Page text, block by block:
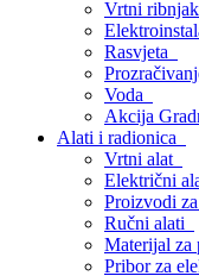
Vrtni
Rasvjeta
Voda
Akcija
Alati i radionica
Vrtni alat
Električni
Proizvodi
Ručni alati
Materijal za
Pribor za